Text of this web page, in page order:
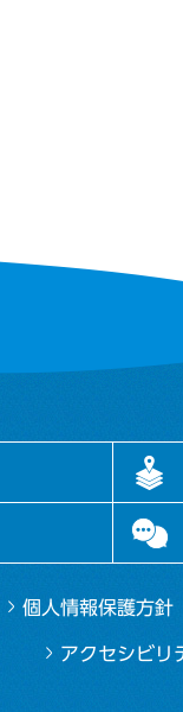
個人情報保護方針
アクセシビリ